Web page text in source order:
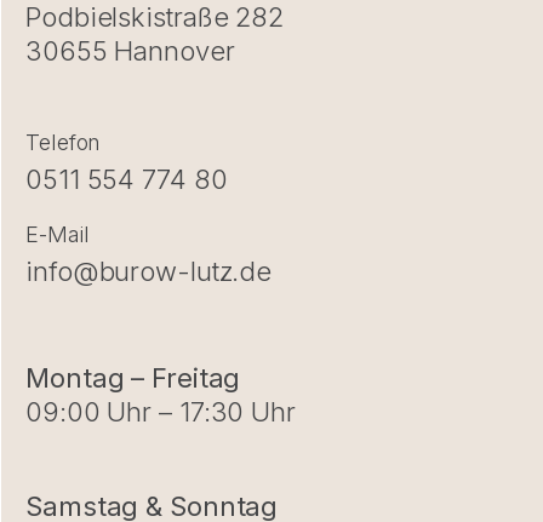
Podbielskistraße 282
30655 Hannover
Telefon
0511 554 774 80
E-Mail
info@burow-lutz.de
Montag – Freitag
09:00 Uhr – 17:30 Uhr
Samstag & Sonntag